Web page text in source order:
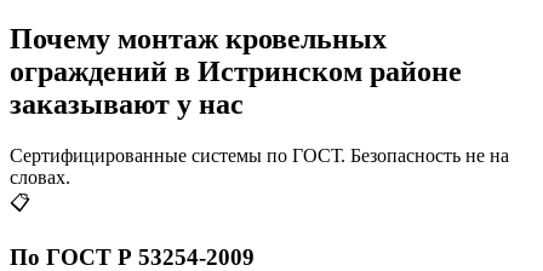
Почему монтаж кровельных
ограждений в Истринском районе
заказывают у нас
Сертифицированные системы по ГОСТ. Безопасность не на
словах.
📋
По ГОСТ Р 53254-2009